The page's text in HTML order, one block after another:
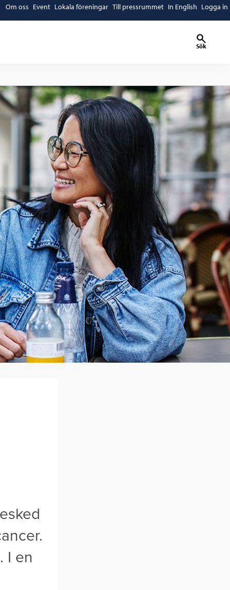
Om oss Event Lokala föreningar Till pressrummet In English Logga in
Sök
I en